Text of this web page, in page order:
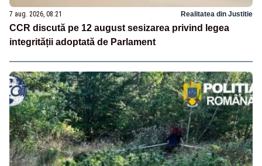
7 aug. 2026, 08:21 Realitatea din Justitie
CCR discută pe 12 august sesizarea privind legea
integrității adoptată de Parlament